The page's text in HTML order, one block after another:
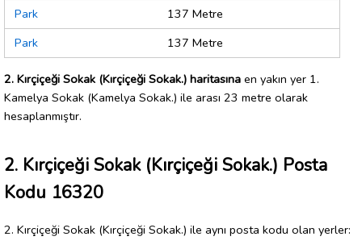
Park
137 Metre
Park
137 Metre
2. Kırçiçeği Sokak (Kırçiçeği Sokak.) haritasına en yakın yer 1.
Kamelya Sokak (Kamelya Sokak.) ile arası 23 metre olarak
hesaplanmıştır.
2. Kırçiçeği Sokak (Kırçiçeği Sokak.) Posta
Kodu 16320
2. Kırçiçeği Sokak (Kırçiçeği Sokak.) ile aynı posta kodu olan yerler: